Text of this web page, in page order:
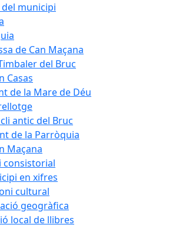
municipi
de Can Maçana
del Bruc
Casas
de la Mare de Déu
antic del Bruc
de la Parròquia
Maçana
consistorial
en xifres
cultural
geogràfica
local de llibres